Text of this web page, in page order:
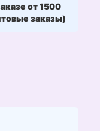
от 1500
заказы)